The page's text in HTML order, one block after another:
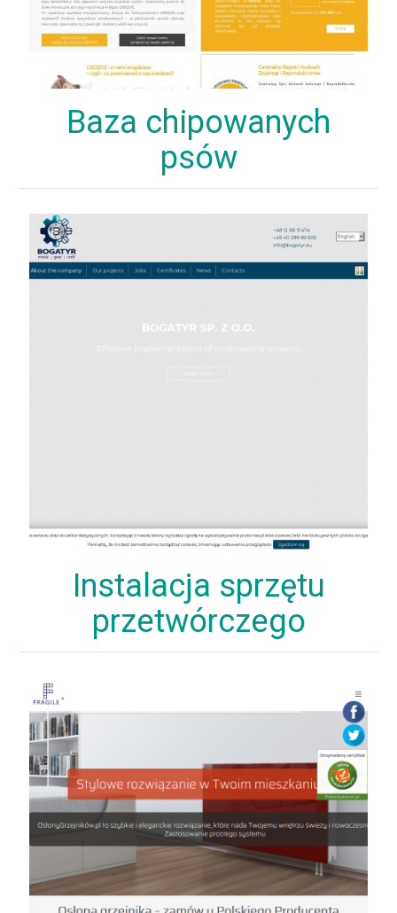
Baza chipowanych
psów
Instalacja sprzętu
przetwórczego